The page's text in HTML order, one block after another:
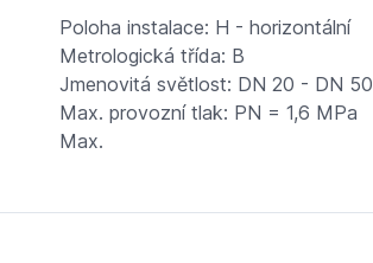
Poloha instalace: H - horizontální
Metrologická třída: B
Jmenovitá světlost: DN 20 - DN 50
Max. provozní tlak: PN = 1,6 MPa
Max.